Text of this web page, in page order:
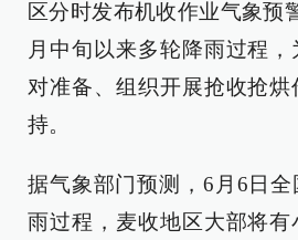
区分时发布机收作业气象预
月中旬以来多轮降雨过程
对准备、组织开展抢收抢
持。
据气象部门预测，6月6日
雨过程，麦收地区大部将